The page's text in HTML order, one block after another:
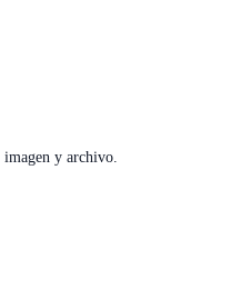
y archivo.